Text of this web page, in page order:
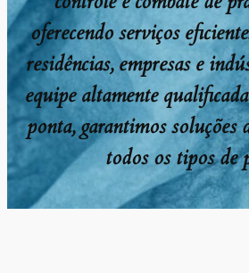
oferecendo serviços
residências, empresas e
equipe altamente
ponta, garantimos soluções
todos os tipos de